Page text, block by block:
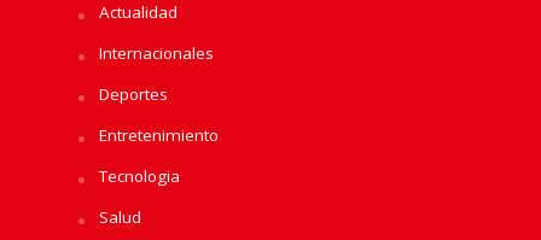
Actualidad
Internacionales
Deportes
Entretenimiento
Tecnologia
Salud